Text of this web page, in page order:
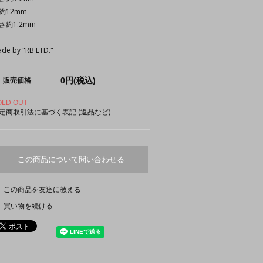
12mm
約1.2mm
by "RB LTD."
販売価格 0円(税込)
OUT
商取引法に基づく表記 (返品など)
この商品について問い合わせる
この商品を友達に教える
買い物を続ける